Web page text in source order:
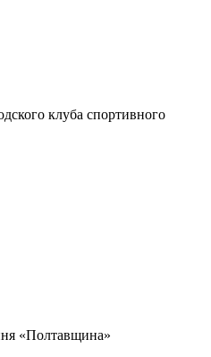
клуба спортивного
«Полтавщина»